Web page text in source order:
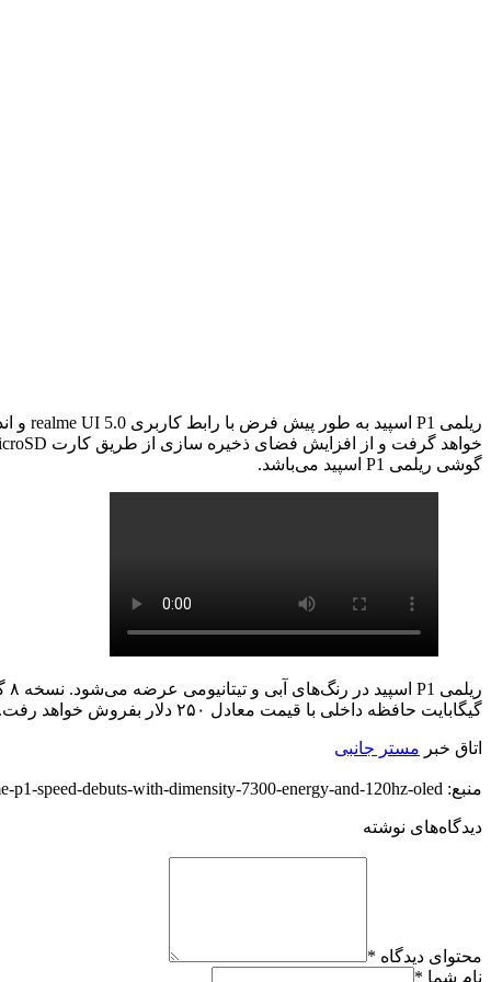
گوشی ریلمی P1 اسپید می‌باشد.
گیگابایت حافظه داخلی با قیمت معادل ۲۵۰ دلار بفروش خواهد رفت. این گوشی هوشمند ابتدا در هند در مورخ ۲۰ اکتبر مصادف با ۲۹ مهر ماه از فروشگاه آنلاین رسمی Realme و Flipkart قابل خرید خواهد بود.
اتاق خبر مستر جانبی
منبع: https://techfars.com/303392/realme-p1-speed-debuts-with-dimensity-7300-energy-and-120hz-oled/
دیدگاه‌های نوشته
محتوای دیدگاه *
نام شما *